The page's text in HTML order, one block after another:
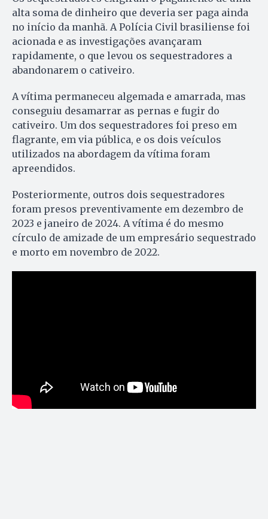
alta soma de dinheiro que deveria ser paga ainda
no início da manhã. A Polícia Civil brasiliense foi
acionada e as investigações avançaram
rapidamente, o que levou os sequestradores a
abandonarem o cativeiro.
A vítima permaneceu algemada e amarrada, mas
conseguiu desamarrar as pernas e fugir do
cativeiro. Um dos sequestradores foi preso em
flagrante, em via pública, e os dois veículos
utilizados na abordagem da vítima foram
apreendidos.
Posteriormente, outros dois sequestradores
foram presos preventivamente em dezembro de
2023 e janeiro de 2024. A vítima é do mesmo
círculo de amizade de um empresário sequestrado
e morto em novembro de 2022.